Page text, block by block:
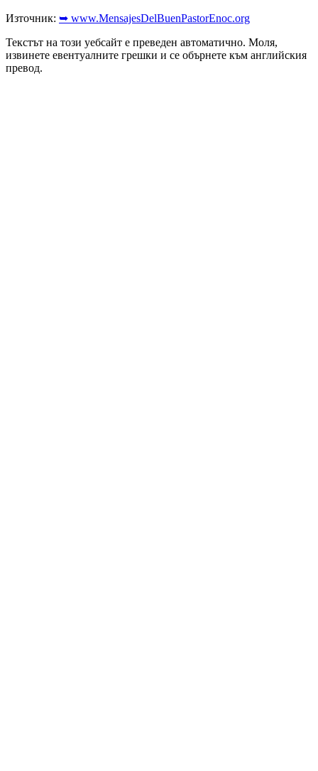
Източник: ➥ www.MensajesDelBuenPastorEnoc.org
Текстът на този уебсайт е преведен автоматично. Моля,
извинете евентуалните грешки и се обърнете към английския
превод.